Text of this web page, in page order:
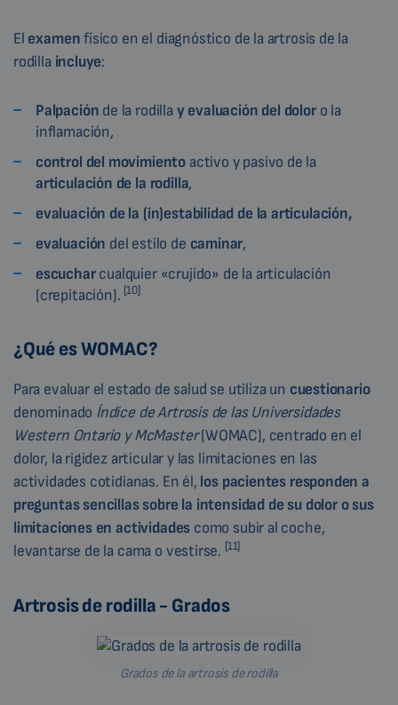
El examenfísico en el diagnóstico de la artrosis de la
rodilla incluye:
Palpación de la rodillay evaluación del doloro la
inflamación,
control del movimiento activo y pasivo de la
articulación de la rodilla,
evaluación de la (in)estabilidad de la articulación,
evaluación del estilo de caminar,
escucharcualquier «crujido» de la articulación
(crepitación). [10]
¿Qué es WOMAC?
Para evaluar el estado de salud se utiliza un cuestionario
denominado Índice de Artrosis de las Universidades
Western Ontario y McMaster(WOMAC), centrado en el
dolor, la rigidez articular y las limitaciones en las
actividades cotidianas. En él, los pacientes responden a
preguntas sencillas sobre la intensidad de su dolor o sus
limitaciones en actividades como subir al coche,
levantarse de la cama o vestirse. [11]
Artrosis de rodilla - Grados
Grados de la artrosis de rodilla